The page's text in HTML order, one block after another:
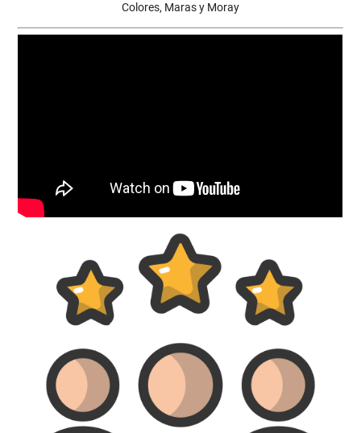
Colores, Maras y Moray